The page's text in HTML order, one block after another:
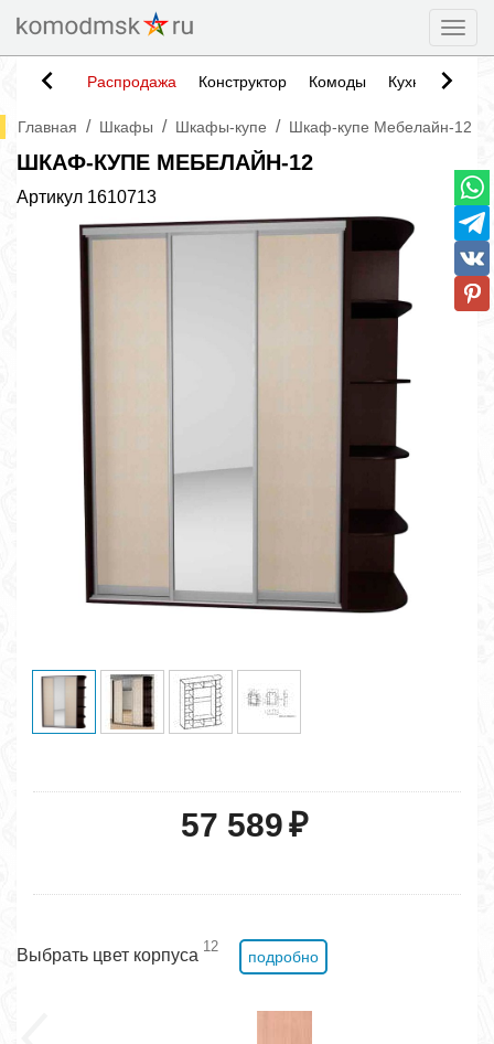
Распродажа Конструктор Комоды Кухни
Главная / Шкафы / Шкафы-купе / Шкаф-купе Мебелайн-12
ШКАФ-КУПЕ МЕБЕЛАЙН-12
Артикул 1610713
57 589₽
Выбрать цвет корпуса 12
подробно